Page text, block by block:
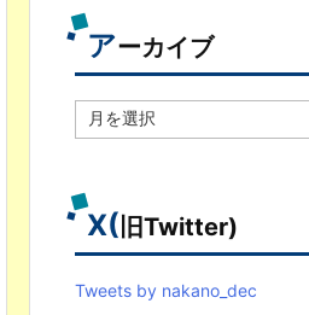
別
アーカイブ
ー
ブ
X( 旧Twitter)
Tweets by nakano_dec